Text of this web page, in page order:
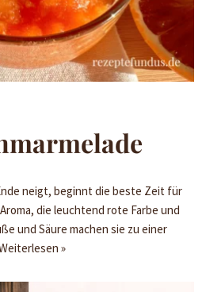
neigt, beginnt die beste Zeit für
die leuchtend rote Farbe und
und Säure machen sie zu einer
»